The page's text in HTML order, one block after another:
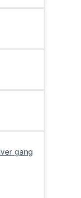
gang